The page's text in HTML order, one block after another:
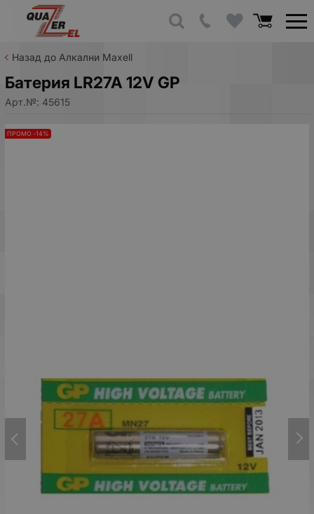
Назад до Алкални Maxell
Батерия LR27A 12V GP
Арт.№: 45615
ПРОМО -14%